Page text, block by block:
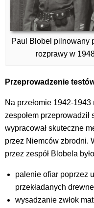
Paul Blobel pilnowany
rozprawy w
Przeprowadzenie
Na przełomie 1942-
zespołem
wypracował skuteczne
przez Niemców zbrodni.
przez zespół Blobela
palenie ofiar poprzez
przekładanych
wysadzanie zwłok